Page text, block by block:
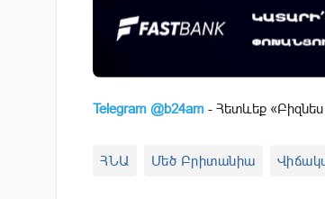
Telegram @b24am - Հետևեք «Բիզնես
ՀՆԱ Մեծ Բրիտանիա